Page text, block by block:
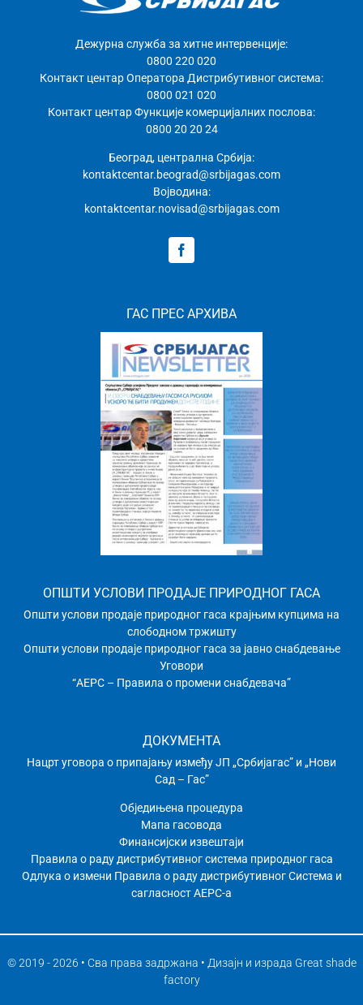
Дежурна служба за хитне интервенције:
0800 220 020
Контакт центар Оператора Дистрибутивног система:
0800 021 020
Контакт центар Функције комерцијалних послова:
0800 20 20 24
Београд, централна Србија:
kontaktcentar.beograd@srbijagas.com
Војводина:
kontaktcentar.novisad@srbijagas.com
ГАС ПРЕС АРХИВА
ОПШТИ УСЛОВИ ПРОДАЈЕ ПРИРОДНОГ ГАСА
Општи услови продаје природног гаса крајњим купцима на
слободном тржишту
Општи услови продаје природног гаса за јавно снабдевање
Уговори
“АЕРС – Правила о промени снабдевача”
ДОКУМЕНТА
Нацрт уговора о припајању између ЈП „Србијагас” и „Нови
Сад – Гас”
Обједињена процедура
Мапа гасовода
Финансијски извештаји
Правила о раду дистрибутивног системa природног гаса
Одлука о измени Правила о раду дистрибутивног Система и
сагласност АЕРС-а
© 2019 - 2026 • Сва права задржана • Дизајн и израда Great shade
factory